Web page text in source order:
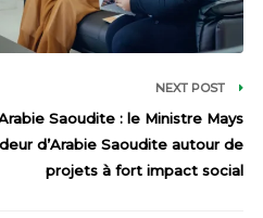
NEXT POST
Saoudite : le Ministre Mays
d’Arabie Saoudite autour de
projets à fort impact social